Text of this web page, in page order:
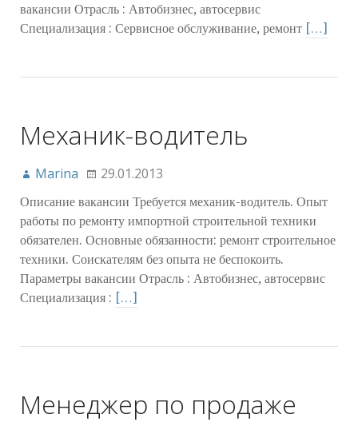
вакансии Отрасль : Автобизнес, автосервис
Специализация : Сервисное обслуживание, ремонт […]
Механик-водитель
Marina 29.01.2013
Описание вакансии Требуется механик-водитель. Опыт
работы по ремонту импортной строительной техники
обязателен. Основные обязанности: ремонт строительное
техники. Соискателям без опыта не беспокоить.
Параметры вакансии Отрасль : Автобизнес, автосервис
Специализация : […]
Менеджер по продаже